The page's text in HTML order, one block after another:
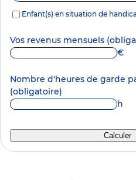
Enfant(s) en situation de
Vos revenus mensuels
€
Nombre d'heures de garde
(obligatoire)
h
Calculer